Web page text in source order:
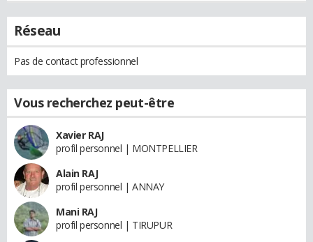
Réseau
Pas de contact professionnel
Vous recherchez peut-être
Xavier RAJ
profil personnel | MONTPELLIER
Alain RAJ
profil personnel | ANNAY
Mani RAJ
profil personnel | TIRUPUR